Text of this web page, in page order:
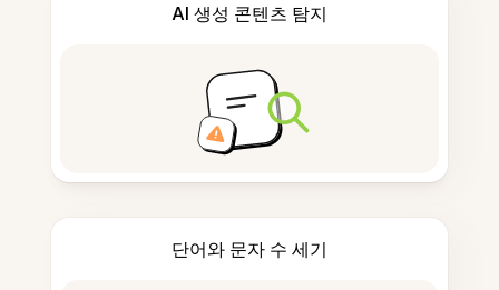
AI 생성 콘텐츠 탐지
단어와 문자 수 세기